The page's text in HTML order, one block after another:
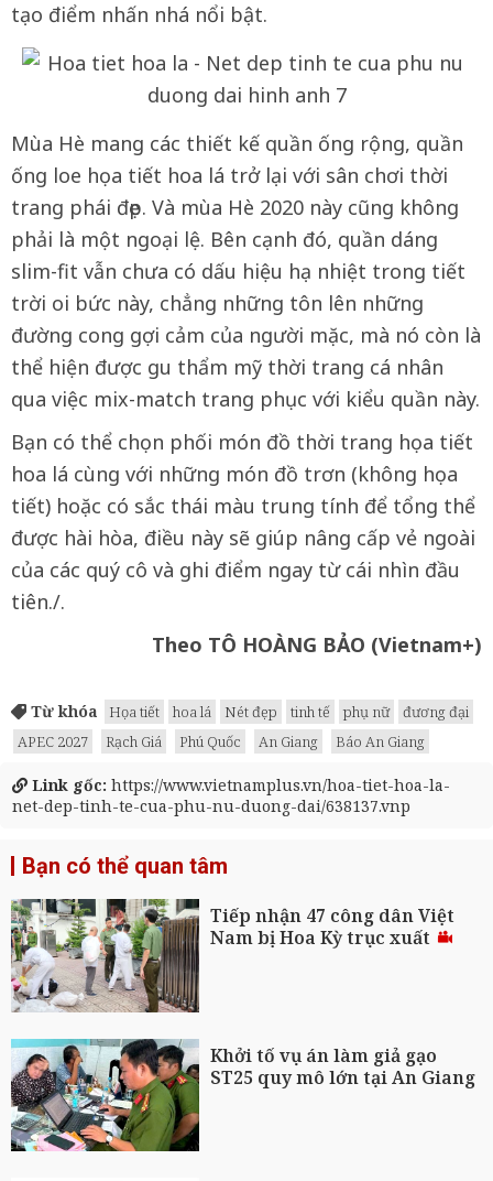
tạo điểm nhấn nhá nổi bật.
Mùa Hè mang các thiết kế quần ống rộng, quần
ống loe họa tiết hoa lá trở lại với sân chơi thời
trang phái đẹp. Và mùa Hè 2020 này cũng không
phải là một ngoại lệ. Bên cạnh đó, quần dáng
slim-fit vẫn chưa có dấu hiệu hạ nhiệt trong tiết
trời oi bức này, chẳng những tôn lên những
đường cong gợi cảm của người mặc, mà nó còn là
thể hiện được gu thẩm mỹ thời trang cá nhân
qua việc mix-match trang phục với kiểu quần này.
Bạn có thể chọn phối món đồ thời trang họa tiết
hoa lá cùng với những món đồ trơn (không họa
tiết) hoặc có sắc thái màu trung tính để tổng thể
được hài hòa, điều này sẽ giúp nâng cấp vẻ ngoài
của các quý cô và ghi điểm ngay từ cái nhìn đầu
tiên./.
Theo TÔ HOÀNG BẢO (Vietnam+)
Từ khóa Họa tiết hoa lá Nét đẹp tinh tế phụ nữ
đương đại
APEC 2027
Rạch Giá Phú Quốc An Giang Báo An Giang
Link gốc: https://www.vietnamplus.vn/hoa-tiet-hoa-la-
net-dep-tinh-te-cua-phu-nu-duong-dai/638137.vnp
Bạn có thể quan tâm
Tiếp nhận 47 công dân Việt
Nam bị Hoa Kỳ trục xuất
Khởi tố vụ án làm giả gạo
ST25 quy mô lớn tại An Giang